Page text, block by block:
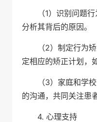
（1）识别问题
分析其背后的原因。
（2）制定行为
定相应的矫正计划，
（3）家庭和学
的沟通，共同关注患
4. 心理支持